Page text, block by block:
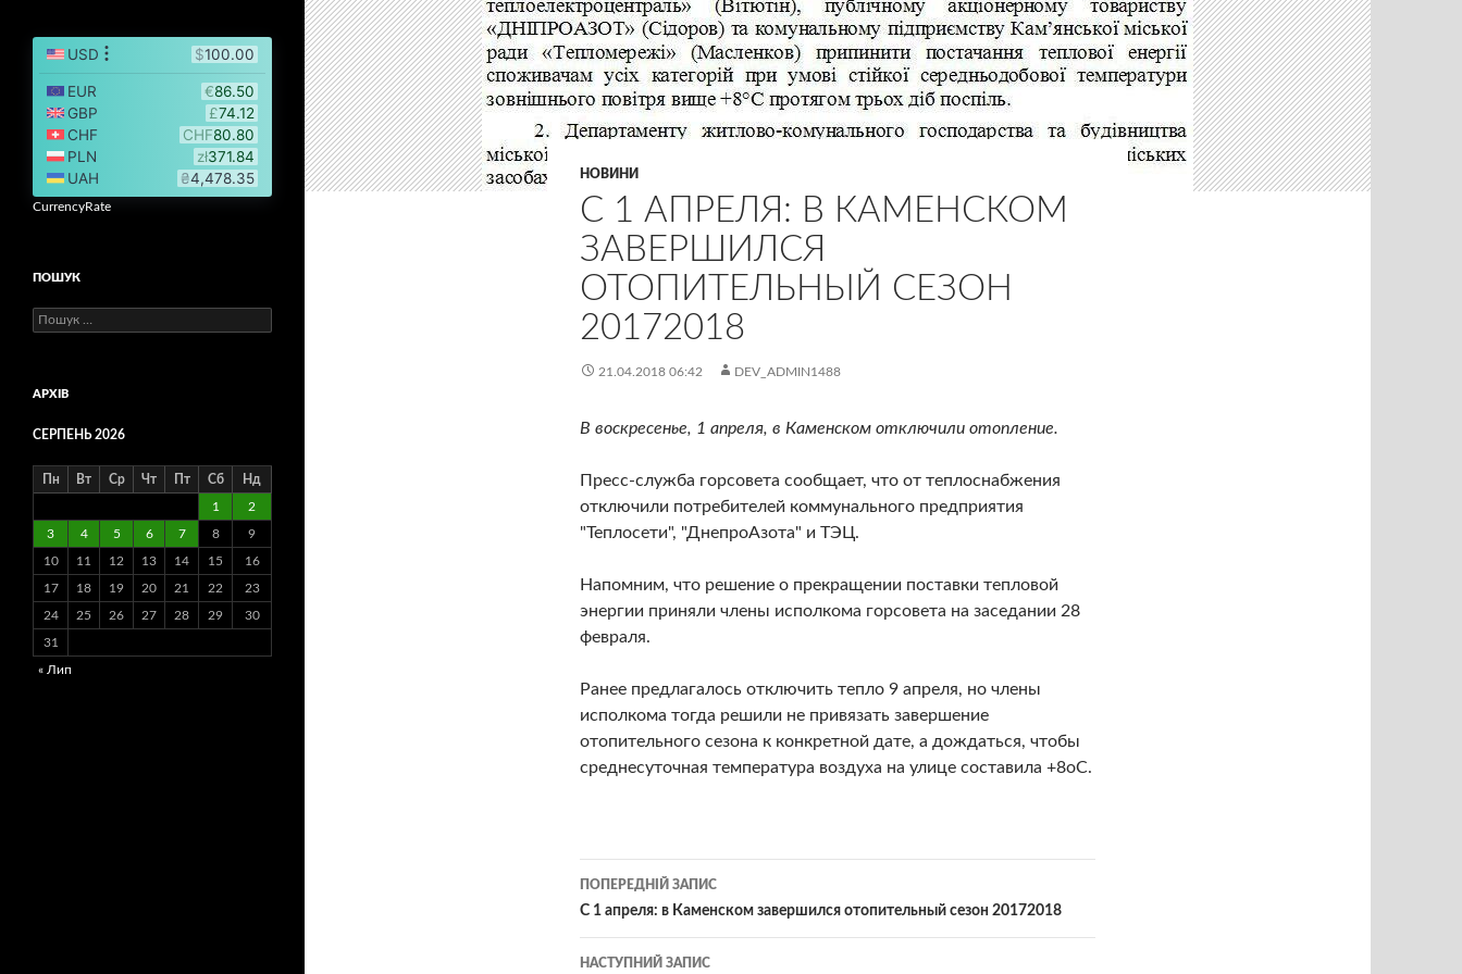
НОВИНИ
С 1 АПРЕЛЯ: В КАМЕНСКОМ
ЗАВЕРШИЛСЯ
ОТОПИТЕЛЬНЫЙ СЕЗОН
20172018
21.04.2018 06:42 DEV_ADMIN1488
В воскресенье, 1 апреля, в Каменском отключили отопление.
Пресс-служба горсовета сообщает, что от теплоснабжения
отключили потребителей коммунального предприятия
"Теплосети", "ДнепроАзота" и ТЭЦ.
Напомним, что решение о прекращении поставки тепловой
энергии приняли члены исполкома горсовета на заседании 28
февраля.
Ранее предлагалось отключить тепло 9 апреля, но члены
исполкома тогда решили не привязать завершение
отопительного сезона к конкретной дате, а дождаться, чтобы
среднесуточная температура воздуха на улице составила +8оС.
Навігація
по
записам
ПОПЕРЕДНІЙ ЗАПИС
С 1 апреля: в Каменском завершился отопительный сезон 20172018
НАСТУПНИЙ ЗАПИС
CurrencyRate
ПОШУК
Пошук:
АРХІВ
СЕРПЕНЬ 2026
Пн Вт Ср Чт Пт Сб Нд
1 2
3 4 5 6 7 8 9
10 11 12 13 14 15 16
17 18 19 20 21 22 23
24 25 26 27 28 29 30
31
« Лип